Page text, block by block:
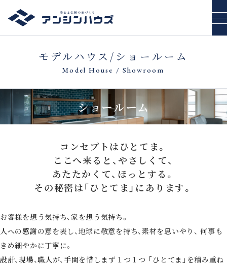
モデルハウス/ショールーム
Model House / Showroom
ショールーム
コンセプトはひとてま。
ここへ来ると、やさしくて、
あたたかくて、ほっとする。
その秘密は「ひとてま」にあります。
お客様を想う気持ち、家を想う気持ち。
人への感謝の意を表し、地球に敬意を持ち、素材を思いやり、 何事も
きめ細やかに丁寧に。
設計、現場、職人が、手間を惜しまず１つ１つ 「ひとてま」を積み重ね